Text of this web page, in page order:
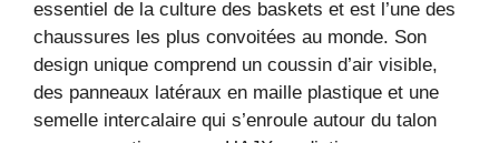
essentiel de la culture des baskets et est l’une des
chaussures les plus convoitées au monde. Son
design unique comprend un coussin d’air visible,
des panneaux latéraux en maille plastique et une
semelle intercalaire qui s’enroule autour du talon